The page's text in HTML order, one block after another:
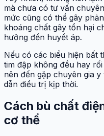
mà chưa có tư vấn
mức cũng có thể gây
khoáng chất gây tổn hại
hưởng đến huyết áp.
Nếu có các biểu hiện bất
tim đập không đều hay
nên đến gặp chuyên gia
dẫn điều trị kịp thời.
Cách bù chất
cơ thể